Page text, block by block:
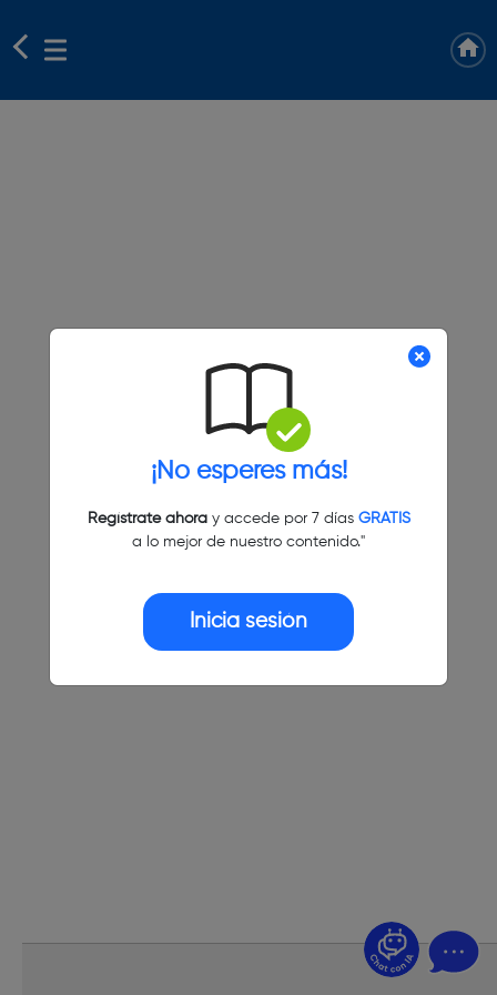
¡No esperes más!
Regístrate ahoray accede por 7 días GRATIS
a lo mejor de nuestro contenido."
Inicia sesión